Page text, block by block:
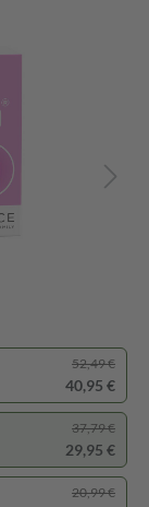
52,49 €
40,95 €
37,79 €
29,95 €
20,99 €